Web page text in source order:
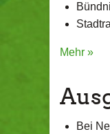
Mehr »
Bei